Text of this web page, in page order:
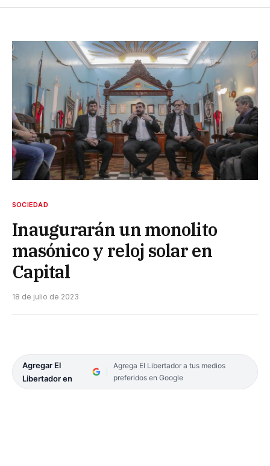
SOCIEDAD
Inaugurarán un monolito
masónico y reloj solar en
Capital
18 de julio de 2023
Agregar El
Libertador en
Agrega El Libertador a tus medios
preferidos en Google